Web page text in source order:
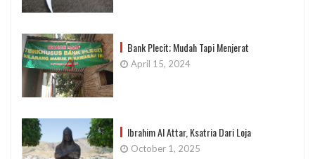
Bank Plecit; Mudah Tapi Menjerat
April 15, 2024
Ibrahim Al Attar, Ksatria Dari Loja
October 1, 2025